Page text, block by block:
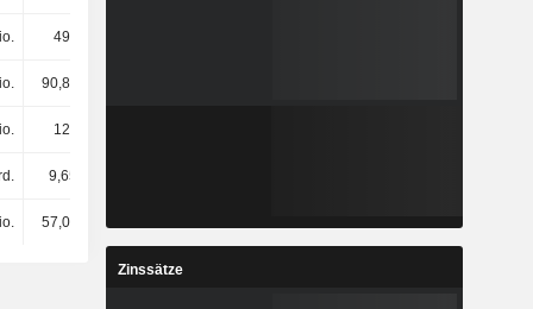
494 Mio.
90,83 Mio.
120 Mio.
9,65 Mrd.
57,02 Mio.
Zinssätze